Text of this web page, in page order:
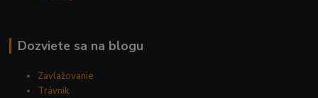
Dozviete sa na blogu
Zavlažovanie
Trávnik